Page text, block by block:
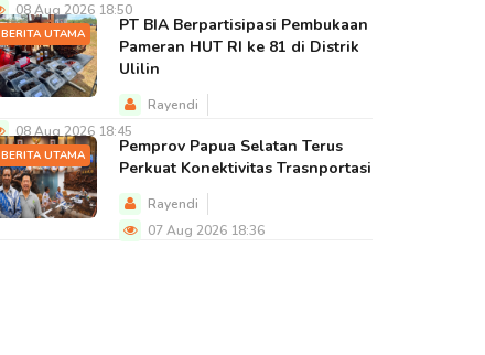
08 Aug 2026 18:50
BERITA UTAMA
PT BIA Berpartisipasi Pembukaan
Pameran HUT RI ke 81 di Distrik
Ulilin
Rayendi
08 Aug 2026 18:45
BERITA UTAMA
Pemprov Papua Selatan Terus
Perkuat Konektivitas Trasnportasi
Rayendi
07 Aug 2026 18:36